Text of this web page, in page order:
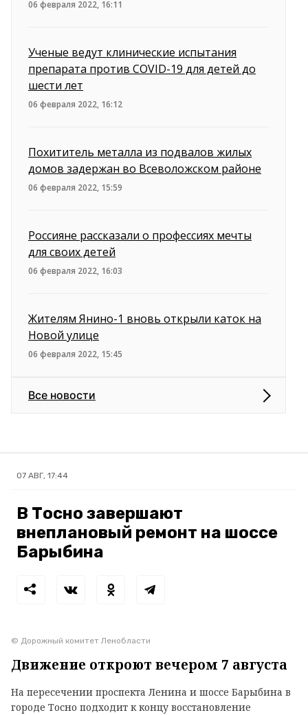
06 февраля 2022, 16:11
Ученые ведут клинические испытания
препарата против COVID-19 для детей до
шести лет
06 февраля 2022, 16:12
Похититель металла из подвалов жилых
домов задержан во Всеволожском районе
06 февраля 2022, 15:59
Россияне рассказали о профессиях мечты
для своих детей
06 февраля 2022, 16:03
Жителям Янино-1 вновь открыли каток на
Новой улице
06 февраля 2022, 15:45
Все новости
07 АВГ, 17:44
В Тосно завершают
внеплановый ремонт на шоссе
Барыбина
© Дорожный комитет Ленобласти
Движение откроют вечером 7 августа
На пересечении проспекта Ленина и шоссе Барыбина в
городе Тосно подходит к концу восстановление